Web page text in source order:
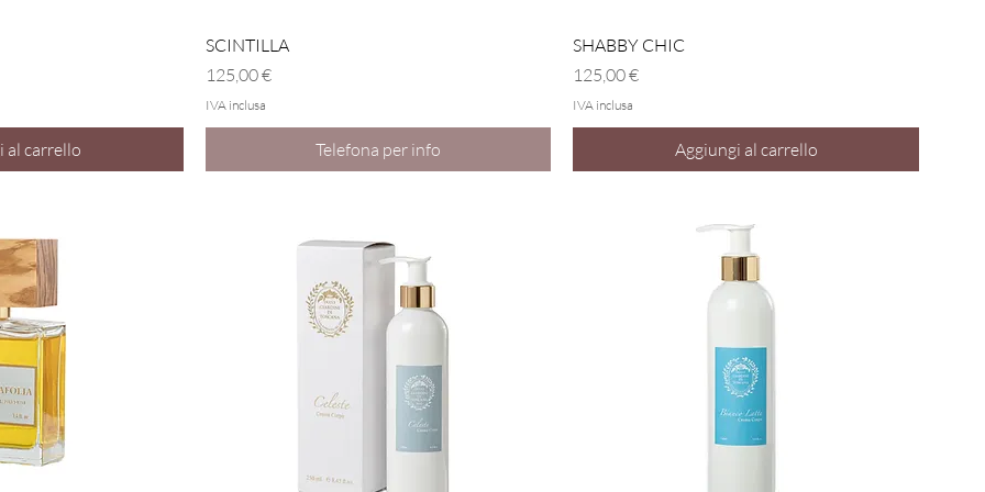
al carrello
SCINTILLA
Prezzo
125,00 €
IVA inclusa
Telefona per info
SHABBY CHIC
Prezzo
125,00 €
IVA inclusa
Aggiungi al carrello